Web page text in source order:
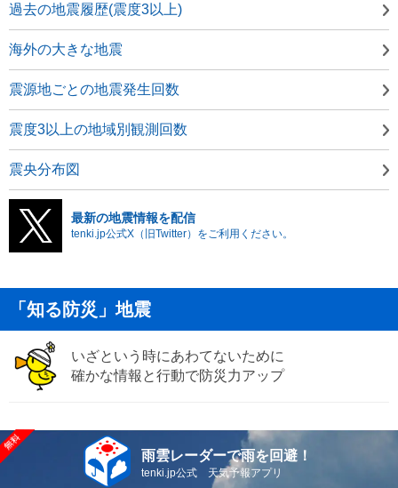
過去の地震履歴(震度3以上)
海外の大きな地震
震源地ごとの地震発生回数
震度3以上の地域別観測回数
震央分布図
最新の地震情報を配信
tenki.jp公式X（旧Twitter）をご利用ください。
「知る防災」地震
いざという時にあわてないために
確かな情報と行動で防災力アップ
雨雲レーダーで雨を回避！
tenki.jp公式 天気予報アプリ